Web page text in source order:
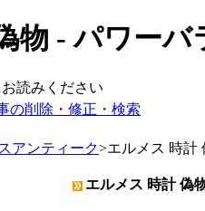
物 - パワーバ
お読みください
の削除・修正・検索
アンティーク>エルメス 時計
エルメス 時計 偽